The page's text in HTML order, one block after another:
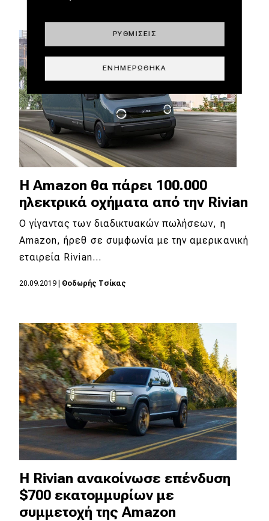
H Amazon θα πάρει 100.000
ηλεκτρικά οχήματα από την Rivian
Ο γίγαντας των διαδικτυακών πωλήσεων, η
Amazon, ήρεθ σε συμφωνία με την αμερικανική
εταιρεία Rivian…
20.09.2019 Θοδωρής Τσίκας
Η Rivian ανακοίνωσε επένδυση
$700 εκατομμυρίων με
συμμετοχή της Amazon
ΡΥΘΜΊΣΕΙΣ
ΕΝΗΜΕΡΏΘΗΚΑ